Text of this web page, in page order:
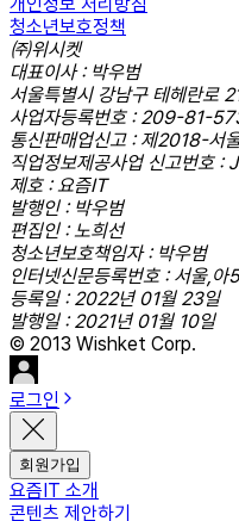
청소년보호정책
㈜위시켓
대표이사 : 박우범
서울특별시 강남구 테헤란로
사업자등록번호 : 209-81-
통신판매업신고 : 제2018-서
직업정보제공사업 신고번호
제호 : 요즘IT
발행인 : 박우범
편집인 : 노희선
청소년보호책임자 : 박우범
인터넷신문등록번호 : 서울,
등록일 : 2022년 01월 23일
발행일 : 2021년 01월 10일
© 2013 Wishket Corp.
로그인
회원가입
요즘IT 소개
콘텐츠 제안하기